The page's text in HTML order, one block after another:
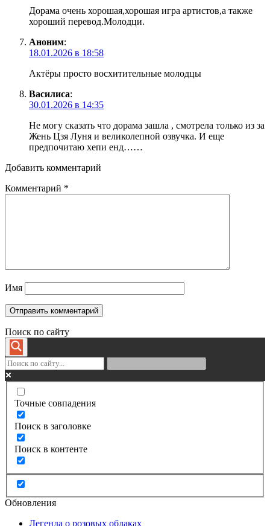
Дорама очень хорошая,хорошая игра артистов,а также
хороший перевод.Молодци.
Аноним:
18.01.2026 в 18:58
Актёры просто восхитительные молодцы
Василиса:
30.01.2026 в 14:35
Не могу сказать что дорама зашла , смотрела только из за
Жень Цзя Луня и великолепной озвучка. И еще
предпочитаю хепи енд……
Добавить комментарий
Комментарий *
Имя
Поиск по сайту
Точные совпадения
Поиск в заголовке
Поиск в контенте
Обновления
Легенда о розовых облаках